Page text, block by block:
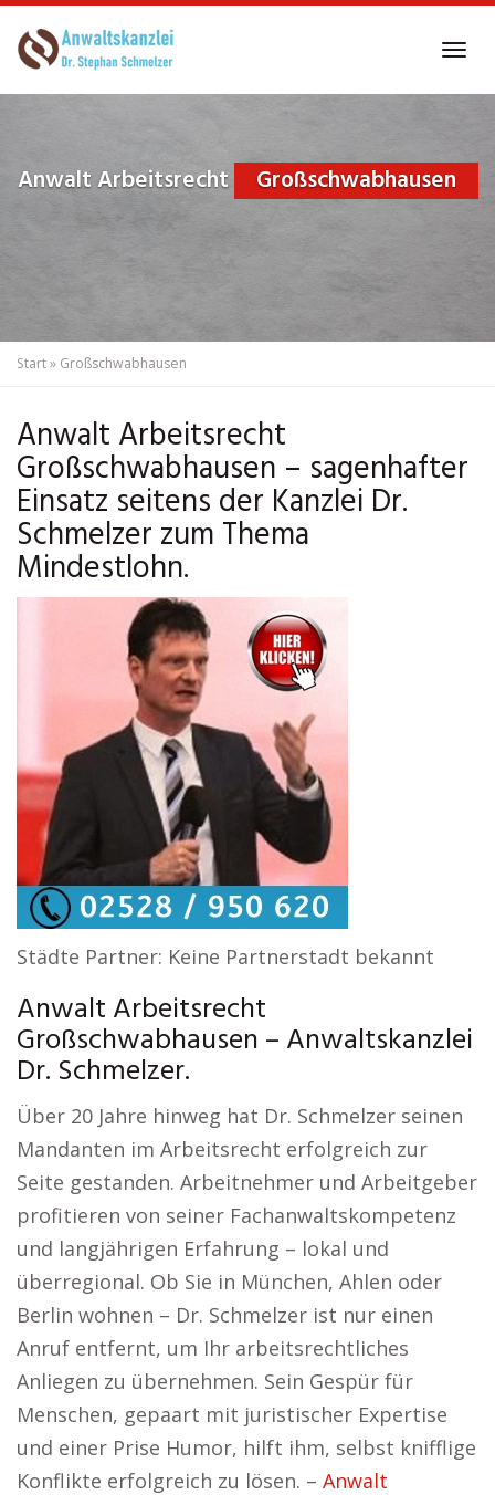
to
Anwalt Arbeitsrecht Großschwabhausen
Start» Großschwabhausen
Anwalt Arbeitsrecht
Großschwabhausen – sagenhafter
Einsatz seitens der Kanzlei Dr.
Schmelzer zum Thema
Mindestlohn.
Städte Partner: Keine Partnerstadt bekannt
Anwalt Arbeitsrecht
Großschwabhausen – Anwaltskanzlei
Dr. Schmelzer.
Über 20 Jahre hinweg hat Dr. Schmelzer seinen
Mandanten im Arbeitsrecht erfolgreich zur
Seite gestanden. Arbeitnehmer und Arbeitgeber
profitieren von seiner Fachanwaltskompetenz
und langjährigen Erfahrung – lokal und
überregional. Ob Sie in München, Ahlen oder
Berlin wohnen – Dr. Schmelzer ist nur einen
Anruf entfernt, um Ihr arbeitsrechtliches
Anliegen zu übernehmen. Sein Gespür für
Menschen, gepaart mit juristischer Expertise
und einer Prise Humor, hilft ihm, selbst knifflige
Konflikte erfolgreich zu lösen. – Anwalt